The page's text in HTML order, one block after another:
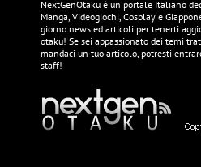
NextGenOtaku è un portale Italiano
Manga, Videogiochi, Cosplay e
giorno news ed articoli per tenerti
otaku! Se sei appassionato dei temi
mandaci un tuo articolo, potresti
staff!